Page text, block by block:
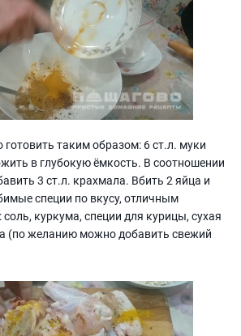
таким образом: 6 ст.л. муки
в глубокую ёмкость. В соотношении
3 ст.л. крахмала. Вбить 2 яйца и
специи по вкусу, отличным
куркума, специи для курицы, сухая
(по желанию можно добавить свежий